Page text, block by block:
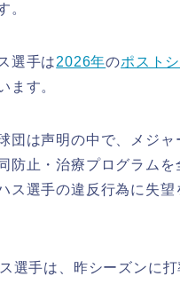
。
選手は2026年のポスト
ます。
団は声明の中で、メジャ
防止・治療プログラムを
ス選手の違反行為に失望
選手は、昨シーズンに